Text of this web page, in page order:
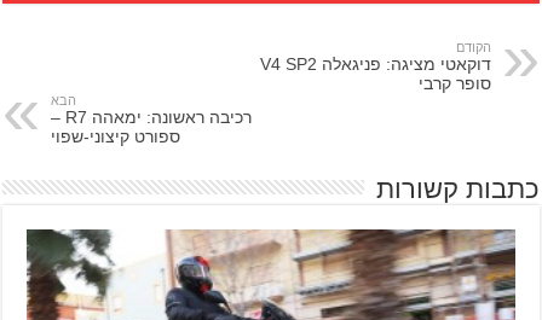
הקודם
דוקאטי מציגה: פניגאלה V4 SP2
סופר קרבי
הבא
רכיבה ראשונה: ימאהה R7 –
ספורט קיצוני-שפוי
כתבות קשורות